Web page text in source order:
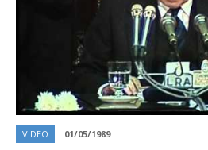
VIDEO 01/05/1989